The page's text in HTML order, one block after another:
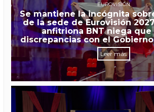
EUROVISIÓN
Se mantiene la incógnita
de la sede de Eurovisión
anfitriona BNT niega que
discrepancias con el
Leer más